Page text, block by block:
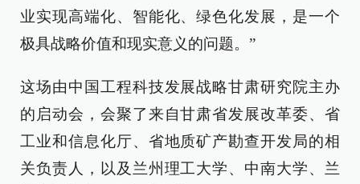
业实现高端化、智能化、绿色化发展，是一个
极具战略价值和现实意义的问题。”
这场由中国工程科技发展战略甘肃研究院主办
的启动会，会聚了来自甘肃省发展改革委、省
工业和信息化厅、省地质矿产勘查开发局的相
关负责人，以及兰州理工大学、中南大学、兰